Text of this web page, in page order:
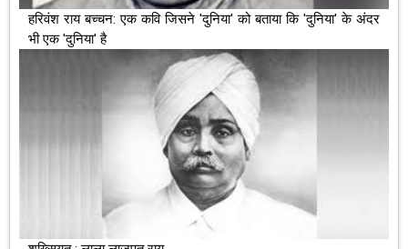
हरिवंश राय बच्चन: एक कवि जिसने 'दुनिया' को बताया कि 'दुनिया' के अंदर
भी एक 'दुनिया' है